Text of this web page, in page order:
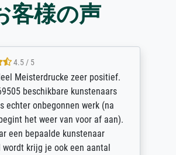
客様の声
4.5 / 5
Meisterdrucke zeer positief.
beschikbare kunstenaars
echter onbegonnen werk (na
het weer van voor af aan).
een bepaalde kunstenaar
wordt krijg je ook een aantal